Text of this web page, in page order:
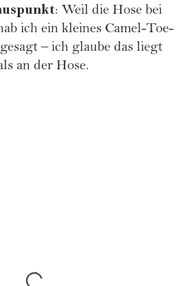
: Weil die Hose bei
ich ein kleines Camel-Toe-
– ich glaube das liegt
an der Hose.